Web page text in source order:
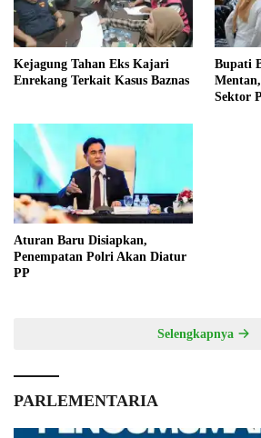
Kejagung Tahan Eks Kajari
Enrekang Terkait Kasus Baznas
Bupati
Sektor
Aturan Baru Disiapkan,
Penempatan Polri Akan Diatur
PP
Selengkapnya
PARLEMENTARIA